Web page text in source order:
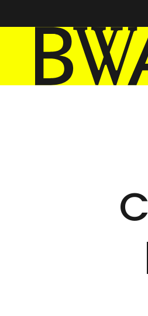
BWA Wrocław
Galerie Sztuki